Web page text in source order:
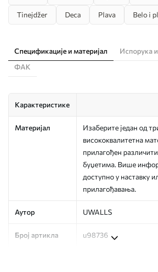
Tinejdžer Deca Plava Belo i
Спецификације и материјал
Испорука
ФАК
Карактеристике
Материјал
Изаберите један од
висококвалитетна
прилагођен
буџетима. Више
доступно у наставку
прилагођавања.
Аутор UWALLS
Број артикла u98736